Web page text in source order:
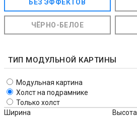
БЕЗ ЭФФЕКТОВ
ЧЁРНО-БЕЛОЕ
ТИП МОДУЛЬНОЙ КАРТИНЫ
Модульная картина
Холст на подрамнике
Только холст
Ширина
Высота